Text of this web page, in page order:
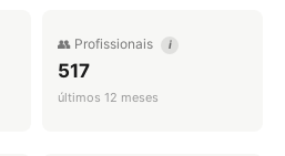
👥 Profissionais i
517
últimos 12 meses